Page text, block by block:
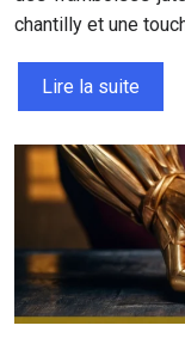
chantilly et une
Lire la suite